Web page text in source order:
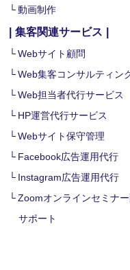
動画制作
集客関連サービス
Webサイト顧問
Web集客コンサルティン
Web担当者代行サービス
HP運営代行サービス
Webサイト保守管理
Facebook広告運用代行
Instagram広告運用代行
Zoomオンラインセミナ
サポート